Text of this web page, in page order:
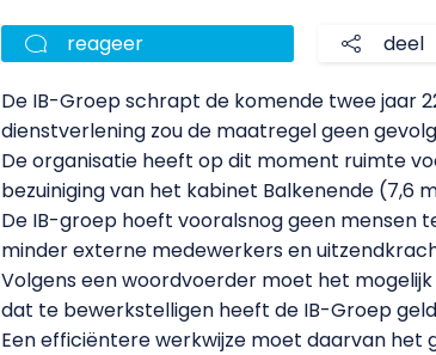
reageer deel
De IB-Groep schrapt de komende twee jaar
dienstverlening zou de maatregel geen
De organisatie heeft op dit moment ruimte
bezuiniging van het kabinet Balkenende (7,6
De IB-groep hoeft vooralsnog geen mensen
minder externe medewerkers en
Volgens een woordvoerder moet het
dat te bewerkstelligen heeft de IB-Groep
Een efficiëntere werkwijze moet daarvan het